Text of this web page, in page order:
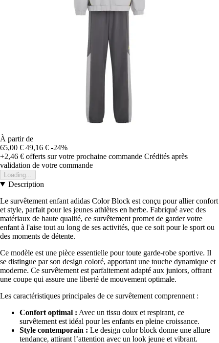
À partir de
65,00 € 49,16 € -24%
+2,46 € offerts sur votre prochaine commande Crédités après
validation de votre commande
Loading...
Description
Le survêtement enfant adidas Color Block est conçu pour allier confort
et style, parfait pour les jeunes athlètes en herbe. Fabriqué avec des
matériaux de haute qualité, ce survêtement promet de garder votre
enfant à l'aise tout au long de ses activités, que ce soit pour le sport ou
des moments de détente.
Ce modèle est une pièce essentielle pour toute garde-robe sportive. Il
se distingue par son design coloré, apportant une touche dynamique et
moderne. Ce survêtement est parfaitement adapté aux juniors, offrant
une coupe qui assure une liberté de mouvement optimale.
Les caractéristiques principales de ce survêtement comprennent :
Confort optimal : Avec un tissu doux et respirant, ce
survêtement est idéal pour les enfants en pleine croissance.
Style contemporain : Le design color block donne une allure
tendance, attirant l’attention avec un look jeune et vibrant.